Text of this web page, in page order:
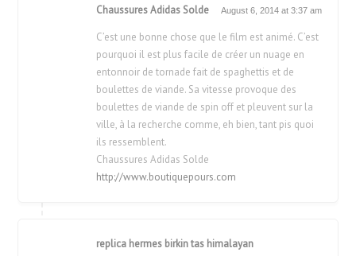
Chaussures Adidas Solde August 6, 2014 at 3:37 am
C’est une bonne chose que le film est animé. C’est
pourquoi il est plus facile de créer un nuage en
entonnoir de tornade fait de spaghettis et de
boulettes de viande. Sa vitesse provoque des
boulettes de viande de spin off et pleuvent sur ​​la
ville, à la recherche comme, eh bien, tant pis quoi
ils ressemblent.
Chaussures Adidas Solde
http://www.boutiquepours.com
replica hermes birkin tas himalayan